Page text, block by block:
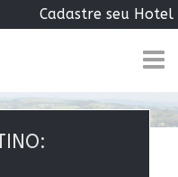
Cadastre seu Hotel